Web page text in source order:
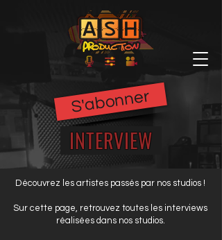
S'abonner
INTERVIEW
Découvrez les artistes passés par nos studios !
Sur cette page, retrouvez toutes les interviews
réalisées dans nos studios.